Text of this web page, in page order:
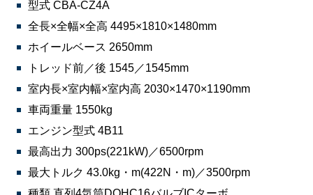
型式 CBA-CZ4A
全長×全幅×全高 4495×1810×1480mm
ホイールベース 2650mm
トレッド前／後 1545／1545mm
室内長×室内幅×室内高 2030×1470×1190mm
車両重量 1550kg
エンジン型式 4B11
最高出力 300ps(221kW)／6500rpm
最大トルク 43.0kg・m(422N・m)／3500rpm